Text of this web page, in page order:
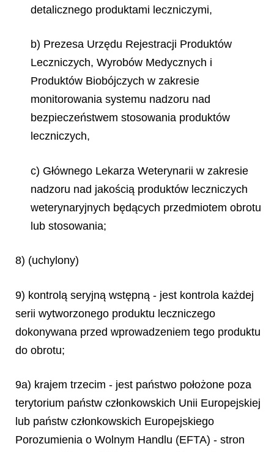
detalicznego produktami leczniczymi,
b) Prezesa Urzędu Rejestracji Produktów
Leczniczych, Wyrobów Medycznych i
Produktów Biobójczych w zakresie
monitorowania systemu nadzoru nad
bezpieczeństwem stosowania produktów
leczniczych,
c) Głównego Lekarza Weterynarii w zakresie
nadzoru nad jakością produktów leczniczych
weterynaryjnych będących przedmiotem obrotu
lub stosowania;
8) (uchylony)
9) kontrolą seryjną wstępną - jest kontrola każdej
serii wytworzonego produktu leczniczego
dokonywana przed wprowadzeniem tego produktu
do obrotu;
9a) krajem trzecim - jest państwo położone poza
terytorium państw członkowskich Unii Europejskiej
lub państw członkowskich Europejskiego
Porozumienia o Wolnym Handlu (EFTA) - stron